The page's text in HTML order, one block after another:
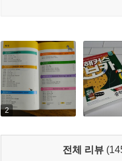
Day 04 Emotions & Feelings
Day 05 Thoughts &
Section 2 Daily Life 일상 생
Day 06 House & Housework
Day 07 Food 음식
Day 08 Cooking 요리
Day 09 Clothes 의복
2
전체 리뷰